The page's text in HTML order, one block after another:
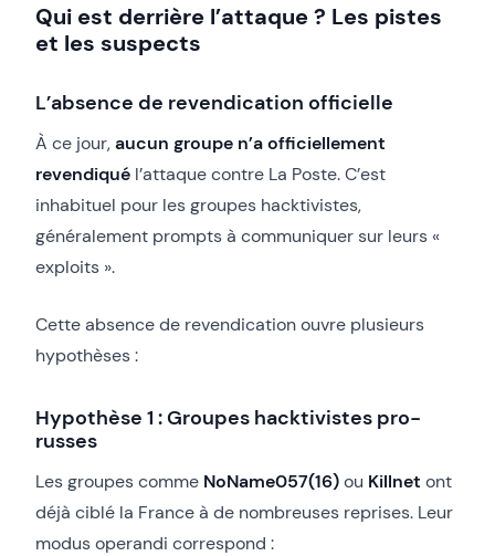
Qui est derrière l’attaque ? Les pistes
et les suspects
L’absence de revendication officielle
À ce jour,aucun groupe n’a officiellement
revendiqué l’attaque contre La Poste. C’est
inhabituel pour les groupes hacktivistes,
généralement prompts à communiquer sur leurs «
exploits ».
Cette absence de revendication ouvre plusieurs
hypothèses :
Hypothèse 1 : Groupes hacktivistes pro-
russes
Les groupes comme NoName057(16)ou Killnet ont
déjà ciblé la France à de nombreuses reprises. Leur
modus operandi correspond :